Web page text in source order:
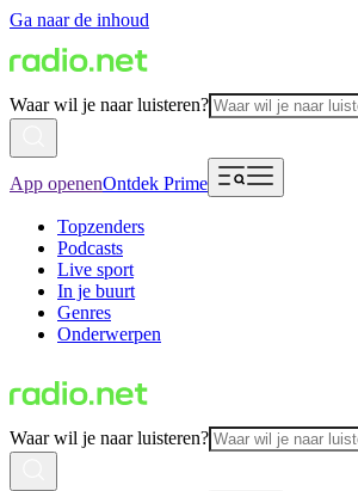
Ga naar de inhoud
Waar wil je naar luisteren?
App openenOntdek Prime
Topzenders
Podcasts
Live sport
In je buurt
Genres
Onderwerpen
Waar wil je naar luisteren?